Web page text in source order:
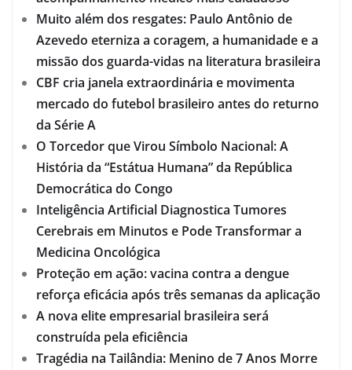
Muito além dos resgates: Paulo Antônio de
Azevedo eterniza a coragem, a humanidade e a
missão dos guarda-vidas na literatura brasileira
CBF cria janela extraordinária e movimenta
mercado do futebol brasileiro antes do returno
da Série A
O Torcedor que Virou Símbolo Nacional: A
História da “Estátua Humana” da República
Democrática do Congo
Inteligência Artificial Diagnostica Tumores
Cerebrais em Minutos e Pode Transformar a
Medicina Oncológica
Proteção em ação: vacina contra a dengue
reforça eficácia após três semanas da aplicação
A nova elite empresarial brasileira será
construída pela eficiência
Tragédia na Tailândia: Menino de 7 Anos Morre